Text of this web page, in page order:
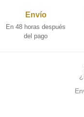
Envío
En 48 horas después
del pago